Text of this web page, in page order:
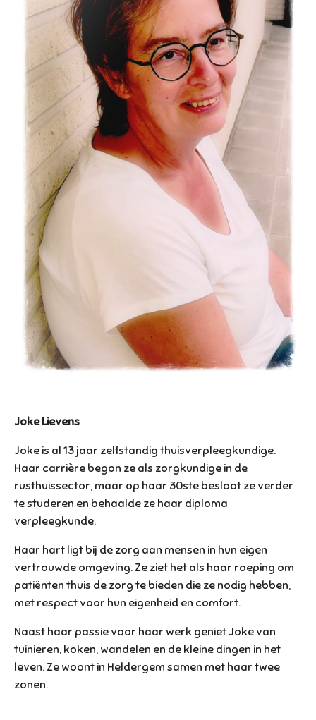
Joke Lievens
Joke is al 13 jaar zelfstandig thuisverpleegkundige.
Haar carrière begon ze als zorgkundige in de
rusthuissector, maar op haar 30ste besloot ze verder
te studeren en behaalde ze haar diploma
verpleegkunde.
Haar hart ligt bij de zorg aan mensen in hun eigen
vertrouwde omgeving. Ze ziet het als haar roeping om
patiënten thuis de zorg te bieden die ze nodig hebben,
met respect voor hun eigenheid en comfort.
Naast haar passie voor haar werk geniet Joke van
tuinieren, koken, wandelen en de kleine dingen in het
leven. Ze woont in Heldergem samen met haar twee
zonen.